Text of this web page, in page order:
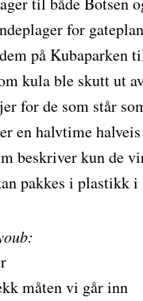
for
på Kubaparken
kula ble skutt ut
for de som står
en halvtime
beskriver kun de
pakkes i plastikk
måten vi går inn